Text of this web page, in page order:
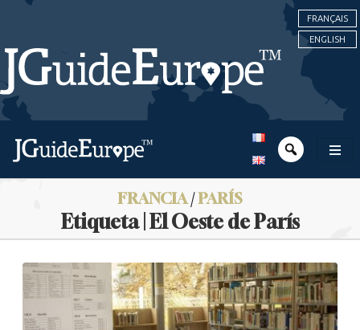
FRANÇAIS
ENGLISH
FRANCIA/PARÍS
Etiqueta | El Oeste de París